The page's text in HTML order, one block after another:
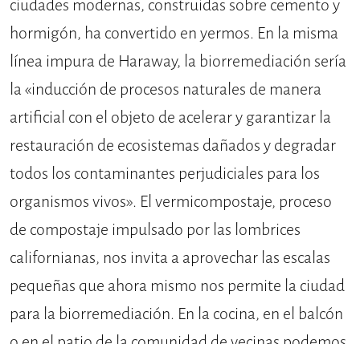
ciudades modernas, construidas sobre cemento y
hormigón, ha convertido en yermos. En la misma
línea impura de Haraway, la biorremediación sería
la «inducción de procesos naturales de manera
artificial con el objeto de acelerar y garantizar la
restauración de ecosistemas dañados y degradar
todos los contaminantes perjudiciales para los
organismos vivos». El vermicompostaje, proceso
de compostaje impulsado por las lombrices
californianas, nos invita a aprovechar las escalas
pequeñas que ahora mismo nos permite la ciudad
para la biorremediación. En la cocina, en el balcón